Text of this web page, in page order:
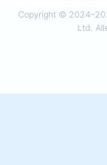
Copyright ©
Ltd.